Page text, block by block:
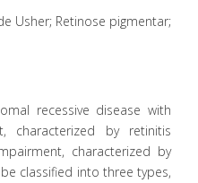
Usher; Retinose pigmentar;
recessive disease with
characterized by retinitis
characterized by
classified into three types,